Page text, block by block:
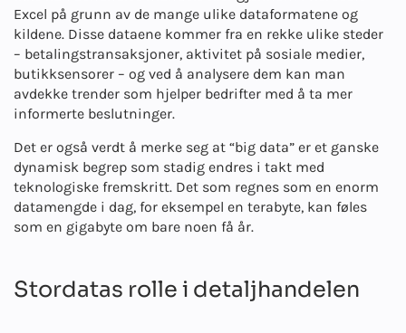
Excel på grunn av de mange ulike dataformatene og
kildene. Disse dataene kommer fra en rekke ulike steder
– betalingstransaksjoner, aktivitet på sosiale medier,
butikksensorer – og ved å analysere dem kan man
avdekke trender som hjelper bedrifter med å ta mer
informerte beslutninger.
Det er også verdt å merke seg at “big data” er et ganske
dynamisk begrep som stadig endres i takt med
teknologiske fremskritt. Det som regnes som en enorm
datamengde i dag, for eksempel en terabyte, kan føles
som en gigabyte om bare noen få år.
Stordatas rolle i detaljhandelen